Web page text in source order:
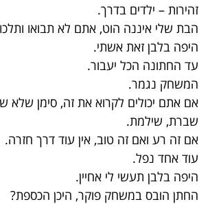
זהירות – ילדים בדרך.
הבת שלי איננה הוט, אתם לא תבואו
היפה בלבן זאת אשתי.
עד החתונה הכל יעבור.
המשחק נגמר.
אם אתם יכולים לקרוא את זה, סימן שלא
שברת, שילמת.
אם זה רע ואם זה טוב, אין עוד דרך חזרה.
עוד אחד נפל.
היפה בלבן תעשי לי אחיין.
החתן הובס במשחק פוקר, היכן הכספת?